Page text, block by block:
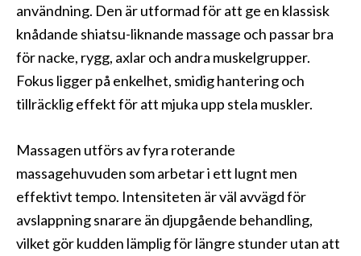
användning. Den är utformad för att ge en klassisk
knådande shiatsu-liknande massage och passar bra
för nacke, rygg, axlar och andra muskelgrupper.
Fokus ligger på enkelhet, smidig hantering och
tillräcklig effekt för att mjuka upp stela muskler.
Massagen utförs av fyra roterande
massagehuvuden som arbetar i ett lugnt men
effektivt tempo. Intensiteten är väl avvägd för
avslappning snarare än djupgående behandling,
vilket gör kudden lämplig för längre stunder utan att